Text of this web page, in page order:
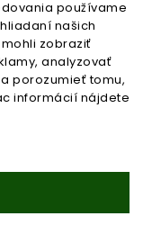
používame
našich
zobraziť
analyzovať
porozumieť tomu,
informácií nájdete